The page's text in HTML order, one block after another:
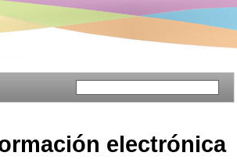
electrónica